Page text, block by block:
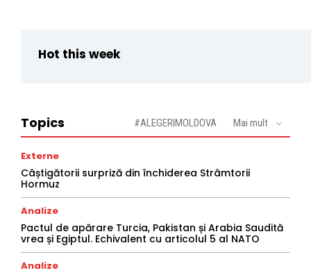
Hot this week
Topics #ALEGERIMOLDOVA Mai mult
Externe
Câștigătorii surpriză din închiderea Strâmtorii
Hormuz
Analize
Pactul de apărare Turcia, Pakistan și Arabia Saudită
vrea și Egiptul. Echivalent cu articolul 5 al NATO
Analize